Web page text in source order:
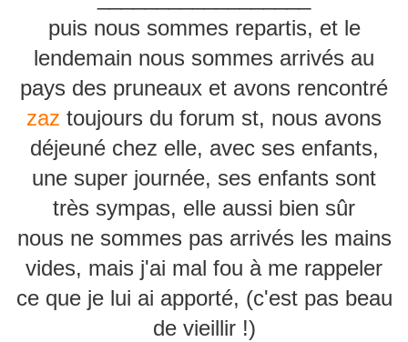
puis nous sommes repartis, et le
lendemain nous sommes arrivés au
pays des pruneaux et avons rencontré
zaz toujours du forum st, nous avons
déjeuné chez elle, avec ses enfants,
une super journée, ses enfants sont
très sympas, elle aussi bien sûr
nous ne sommes pas arrivés les mains
vides, mais j'ai mal fou à me rappeler
ce que je lui ai apporté, (c'est pas beau
de vieillir !)